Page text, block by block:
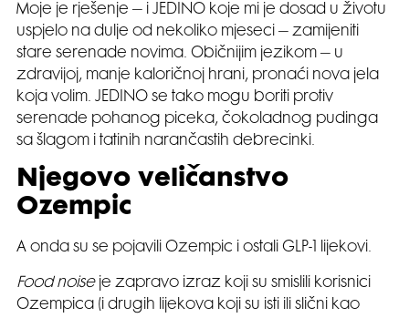
Moje je rješenje – i JEDINO koje mi je dosad u životu
uspjelo na dulje od nekoliko mjeseci – zamijeniti
stare serenade novima. Običnijim jezikom – u
zdravijoj, manje kaloričnoj hrani, pronaći nova jela
koja volim. JEDINO se tako mogu boriti protiv
serenade pohanog piceka, čokoladnog pudinga
sa šlagom i tatinih narančastih debrecinki.
Njegovo veličanstvo
Ozempic
A onda su se pojavili Ozempic i ostali GLP-1 lijekovi.
Food noise je zapravo izraz koji su smislili korisnici
Ozempica (i drugih lijekova koji su isti ili slični kao